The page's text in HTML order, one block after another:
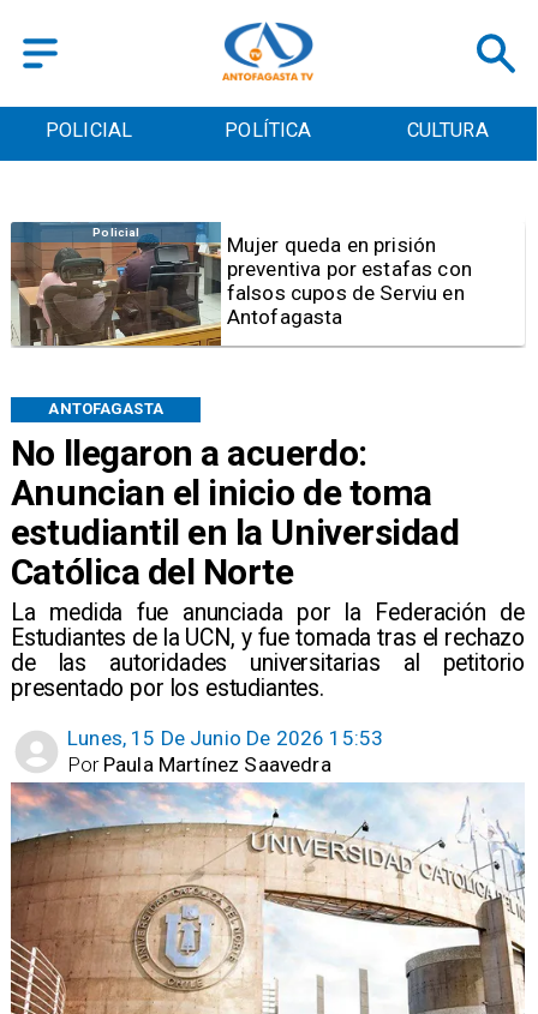
POLICIAL POLÍTICA CULTURA
No llegaron a acuerdo:
Anuncian el inicio de toma
estudiantil en la Universidad
Católica del Norte
La medida fue anunciada por la Federación de
Estudiantes de la UCN, y fue tomada tras el rechazo
de las autoridades universitarias al petitorio
presentado por los estudiantes.
ANTOFAGASTA
Lunes, 15 De Junio De 2026 15:53
Paula Martínez Saavedra
Por
Videos
Video | Choferes del
TransAntofagasta piden
sistema mixto de pago